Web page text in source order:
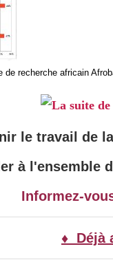
de recherche africain
La suite de
le travail de
à l'ensemble
Informez-
♦ Déjà